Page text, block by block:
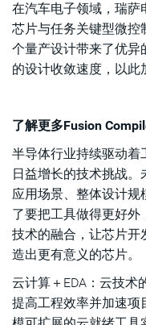
在汽车电子领域，瑞萨
芯片与任务关键型微控
个量产设计带来了优异
的设计收敛速度，以此
了解更多Fusion
半导体行业持续驱动着
日益增长的技术挑战
应用场景、整体设计
了要把工具做得更好外
技术的融合，让芯片开
造出更有意义的芯片。
云计算＋EDA：云技术
提高工程效率并加速项